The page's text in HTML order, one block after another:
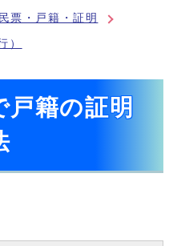
票・戸籍・証明
）
戸籍の証明